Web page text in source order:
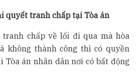
quyết tranh chấp tại Tòa án
tranh chấp về lối đi qua mà hòa
không thành công thì có quyền
Tòa án nhân dân nơi có bất động